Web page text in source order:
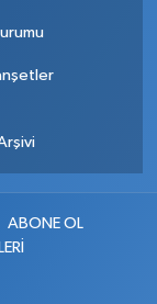
ABONE OL